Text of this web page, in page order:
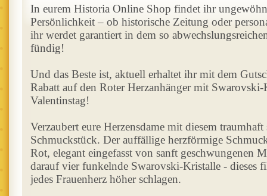
In eurem Historia Online Shop findet ihr
Persönlichkeit – ob historische Zeitung oder
ihr werdet garantiert in dem so
fündig!
Und das Beste ist, aktuell erhaltet ihr mit dem
Rabatt auf den Roter Herzanhänger mit
Valentinstag!
Verzaubert eure Herzensdame mit diesem traumhaft
Schmuckstück. Der auffällige herzförmige
Rot, elegant eingefasst von sanft geschwungenen
darauf vier funkelnde Swarovski-Kristalle - dieses
jedes Frauenherz höher schlagen.